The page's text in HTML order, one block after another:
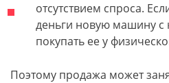
отсутствием спроса.
деньги новую машину с
покупать ее у
Поэтому продажа может